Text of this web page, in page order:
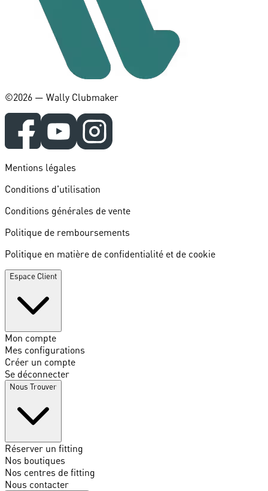
©️2026 — Wally Clubmaker
Mentions légales
Conditions d'utilisation
Conditions générales de vente
Politique de remboursements
Politique en matière de confidentialité et de cookie
Espace Client
Mon compte
Mes configurations
Créer un compte
Se déconnecter
Nous Trouver
Réserver un fitting
Nos boutiques
Nos centres de fitting
Nous contacter